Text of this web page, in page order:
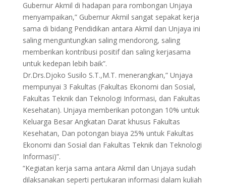
Gubernur Akmil di hadapan para rombongan Unjaya
menyampaikan,” Gubernur Akmil sangat sepakat kerja
sama di bidang Pendidikan antara Akmil dan Unjaya ini
saling menguntungkan saling mendorong, saling
memberikan kontribusi positif dan saling kerjasama
untuk kedepan lebih baik”.
Dr.Drs.Djoko Susilo S.T.,M.T. menerangkan,” Unjaya
mempunyai 3 Fakultas (Fakultas Ekonomi dan Sosial,
Fakultas Teknik dan Teknologi Informasi, dan Fakultas
Kesehatan). Unjaya memberikan potongan 10% untuk
Keluarga Besar Angkatan Darat khusus Fakultas
Kesehatan, Dan potongan biaya 25% untuk Fakultas
Ekonomi dan Sosial dan Fakultas Teknik dan Teknologi
Informasi)”.
“Kegiatan kerja sama antara Akmil dan Unjaya sudah
dilaksanakan seperti pertukaran informasi dalam kuliah